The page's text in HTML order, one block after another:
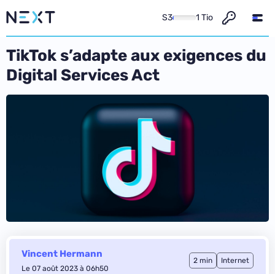
S3 1 Tio
TikTok s’adapte aux exigences du
Digital Services Act
Vincent Hermann
Le 07 août 2023 à 06h50
2 min Internet